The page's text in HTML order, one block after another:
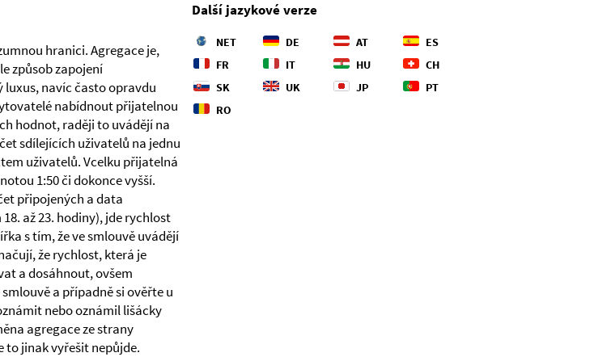
hranici. Agregace je,
způsob zapojení
luxus, navíc často opravdu
nabídnout přijatelnou
hodnot, raději to uvádějí na
sdílejících uživatelů na jednu
uživatelů. Vcelku přijatelná
1:50 či dokonce vyšší.
připojených a data
až 23. hodiny), jde rychlost
s tím, že ve smlouvě uvádějí
že rychlost, která je
a dosáhnout, ovšem
a případně si ověřte u
nebo oznámil lišácky
agregace ze strany
to jinak vyřešit nepůjde.
Další jazykové verze
NET DE AT
ES
FR
IT HU
CH
SK
UK JP
PT
RO